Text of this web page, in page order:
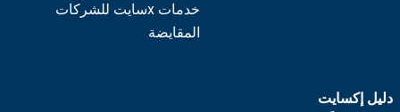
خدمات xسايت للشركات
المقايضة
دليل إكسايت